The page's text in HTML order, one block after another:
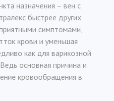
назначения – вен с
быстрее других
симптомами,
крови и уменьшая
как для варикозной
основная причина и
кровообращения в